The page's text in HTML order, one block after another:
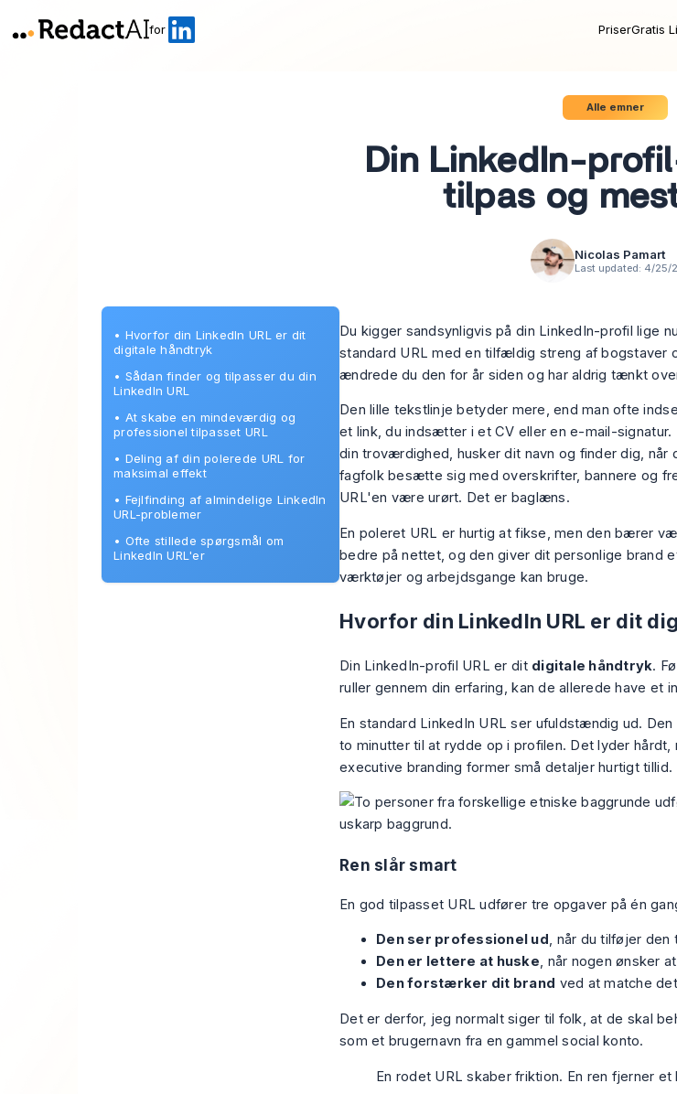
for PriserGratis
Alle emner
Din LinkedIn-
tilpas og
Nicolas Pamart
Last updated: 4/25/
• Hvorfor din LinkedIn URL er dit
digitale håndtryk
• Sådan finder og tilpasser du din
LinkedIn URL
• At skabe en mindeværdig og
professionel tilpasset URL
• Deling af din polerede URL for
maksimal effekt
• Fejlfinding af almindelige LinkedIn
URL-problemer
• Ofte stillede spørgsmål om
LinkedIn URL'er
Du kigger sandsynligvis på din LinkedIn-profil lige
standard URL med en tilfældig streng af bogstaver
ændrede du den for år siden og har aldrig tænkt
Den lille tekstlinje betyder mere, end man ofte
et link, du indsætter i et CV eller en e-mail-
din troværdighed, husker dit navn og finder dig, når
fagfolk besætte sig med overskrifter, bannere og
URL'en være urørt. Det er baglæns.
En poleret URL er hurtig at fikse, men den bærer
bedre på nettet, og den giver dit personlige brand
værktøjer og arbejdsgange kan bruge.
Hvorfor din LinkedIn URL er dit
Din LinkedIn-profil URL er dit digitale håndtryk.
ruller gennem din erfaring, kan de allerede have et
En standard LinkedIn URL ser ufuldstændig ud.
to minutter til at rydde op i profilen. Det lyder
executive branding former små detaljer hurtigt tillid.
Ren slår smart
En god tilpasset URL udfører tre opgaver på én
Den ser professionel ud, når du tilføjer den
Den er lettere at huske, når nogen ønsker
Den forstærker dit brand ved at matche
Det er derfor, jeg normalt siger til folk, at de skal
som et brugernavn fra en gammel social konto.
En rodet URL skaber friktion. En ren fjerner